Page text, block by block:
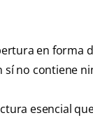
en forma
no contiene
esencial